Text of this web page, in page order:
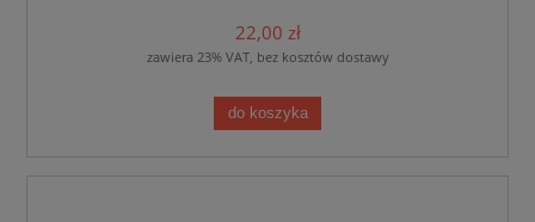
22,00 zł
zawiera 23% VAT, bez kosztów dostawy
do koszyka